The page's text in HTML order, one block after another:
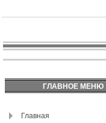
ГЛАВНОЕ МЕНЮ
Главная